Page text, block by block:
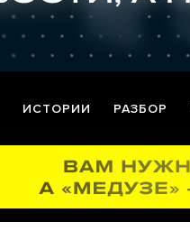
ИСТОРИИ РАЗБОР